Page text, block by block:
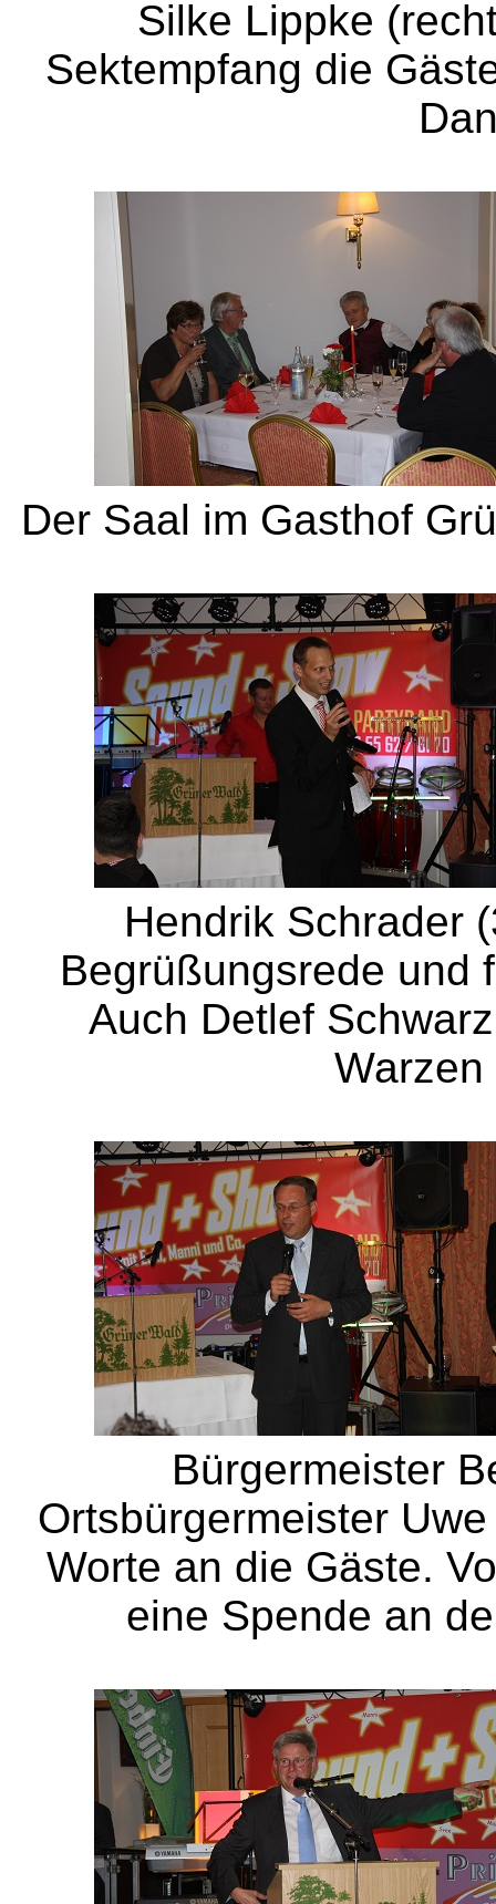
Silke Lippke
Sektempfang die
Der Saal im Gasthof
Hendrik Schrader
Begrüßungsrede und
Auch Detlef
Warzen
Bürgermeister
Ortsbürgermeister
Worte an die Gäste.
eine Spende an